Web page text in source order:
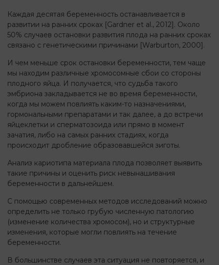
Каждая десятая беременность останавливается в
развитии на ранних сроках [Gardner et al., 2012]. Около
50% случаев остановки развития плода на ранних сроках
связано с генетическими причинами [Warburton, 2000].
И чем меньше срок остановки беременности, тем чаще
мы находим различные хромосомные сбои со стороны
плодного яйца. И получается, что судьба такого
эмбриона закладывается не во время беременности,
когда мы можем повлиять каким-то назначениями,
гормональными препаратами и так далее, а до встречи
яйцеклетки и сперматозоида или прямо в момент
зачатия, либо на самых ранних стадиях, когда
происходит дробление образовавшейся зиготы.
Анализ кариотипа материала плода позволяет выявить
такие причины и оценить риск невынашивания
беременности в дальнейшем.
С помощью современных методов исследований можно
определить не только грубую численную патологию
(изменение количества хромосом), но и структурные
изменения, которые могли повлиять на течение
беременности.
В большинстве случаев эта ситуация не повторяется, и